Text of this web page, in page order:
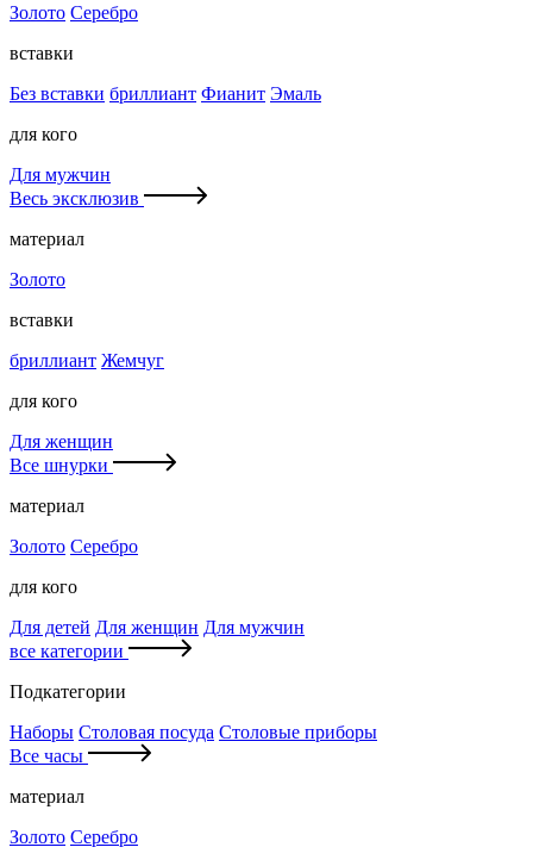
Золото Серебро
вставки
Без вставки бриллиант Фианит Эмаль
для кого
Для мужчин
Весь эксклюзив
материал
Золото
вставки
бриллиант Жемчуг
для кого
Для женщин
Все шнурки
материал
Золото Серебро
для кого
Для детей Для женщин Для мужчин
все категории
Подкатегории
Наборы Столовая посуда Столовые приборы
Все часы
материал
Золото Серебро